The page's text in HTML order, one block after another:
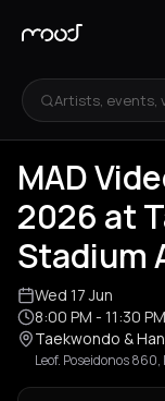
Artists, events,
MAD
2026 at
Stadium
Wed 17 Jun
8:00 PM - 11:30 PM
Taekwondo &
Leof. Poseidonos 860,